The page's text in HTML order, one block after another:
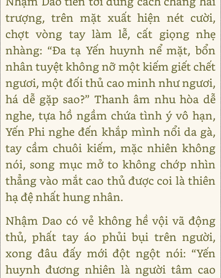
trượng, trên mặt xuất hiện nét cười,
chợt vòng tay làm lễ, cất giọng nhẹ
nhàng: “Đa tạ Yến huynh nể mặt, bổn
nhân tuyệt không nỡ một kiếm giết chết
ngươi, một đối thủ cao minh như ngươi,
há dễ gặp sao?” Thanh âm nhu hòa dễ
nghe, tựa hồ ngầm chứa tình ý vô hạn,
Yến Phi nghe đến khắp mình nổi da gà,
tay cầm chuôi kiếm, mặc nhiên không
nói, song mục mở to không chớp nhìn
thẳng vào mắt cao thủ được coi là thiên
hạ đệ nhất hung nhân.
Nhậm Dao có vẻ không hề vội vã động
thủ, phất tay áo phủi bụi trên người,
xong đâu đấy mới đột ngột nói: “Yến
huynh đương nhiên là người tâm cao